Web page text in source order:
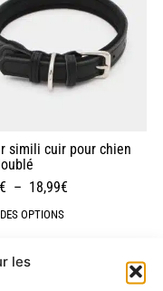
les
simili cuir pour chien
€ – 18,99€
OPTIONS